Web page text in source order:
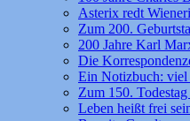
Asterix redt
Zum 200.
200 Jahre Karl
Die
Ein Notizbuch: viel
Zum 150.
Leben heißt frei